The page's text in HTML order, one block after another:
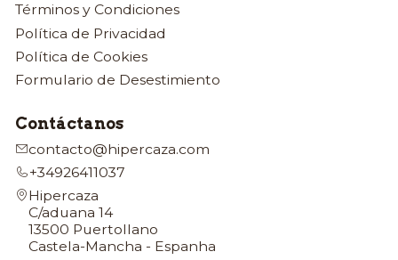
Términos y Condiciones
Política de Privacidad
Política de Cookies
Formulario de Desestimiento
Contáctanos
contacto@hipercaza.com
+34926411037
Hipercaza
C/aduana 14
13500 Puertollano
Castela-Mancha - Espanha